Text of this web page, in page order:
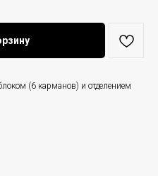
(6 карманов) и отделением